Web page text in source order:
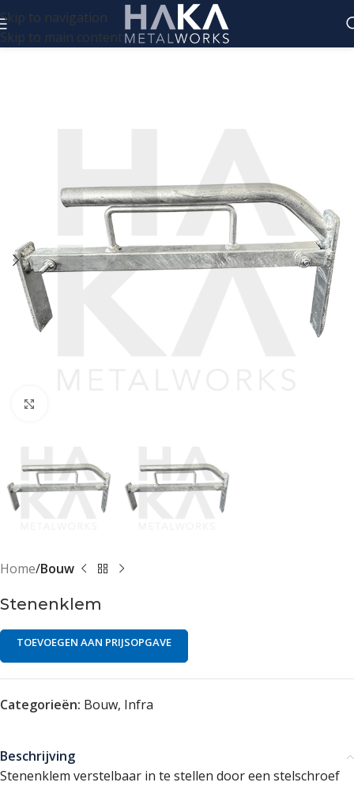
Skip to navigation
Skip to main content
Home Bouw
Stenenklem
TOEVOEGEN AAN PRIJSOPGAVE
Categorieën: Bouw, Infra
Beschrijving
Stenenklem verstelbaar in te stellen door een stelschroef